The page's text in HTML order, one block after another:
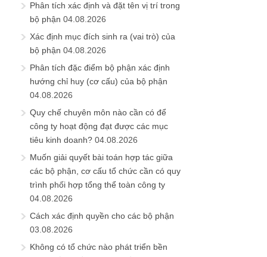
Phân tích xác định và đặt tên vị trí trong
bộ phận 04.08.2026
Xác định mục đích sinh ra (vai trò) của
bộ phận 04.08.2026
Phân tích đặc điểm bộ phận xác định
hướng chỉ huy (cơ cấu) của bộ phận
04.08.2026
Quy chế chuyên môn nào cần có để
công ty hoạt động đạt được các mục
tiêu kinh doanh? 04.08.2026
Muốn giải quyết bài toán hợp tác giữa
các bộ phận, cơ cấu tổ chức cần có quy
trình phối hợp tổng thể toàn công ty
04.08.2026
Cách xác định quyền cho các bộ phận
03.08.2026
Không có tổ chức nào phát triển bền